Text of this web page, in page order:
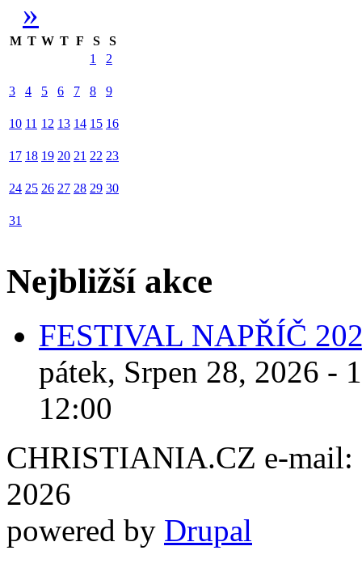
»
M T W T F S
S
1
2
3 4 5 6 7 8 9
10 11 12 13 14 15 16
17 18 19 20 21 22 23
24 25 26 27 28 29 30
31
Nejbližší akce
FESTIVAL NAPŘÍČ
pátek, Srpen 28, 2026 -
12:00
CHRISTIANIA.CZ e-mail:
2026
powered by Drupal